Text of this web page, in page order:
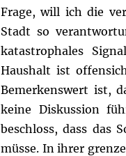
Frage, will ich die
Stadt so
katastrophales
Haushalt ist
Bemerkenswert ist,
keine Diskussion
beschloss, dass das
müsse. In ihrer